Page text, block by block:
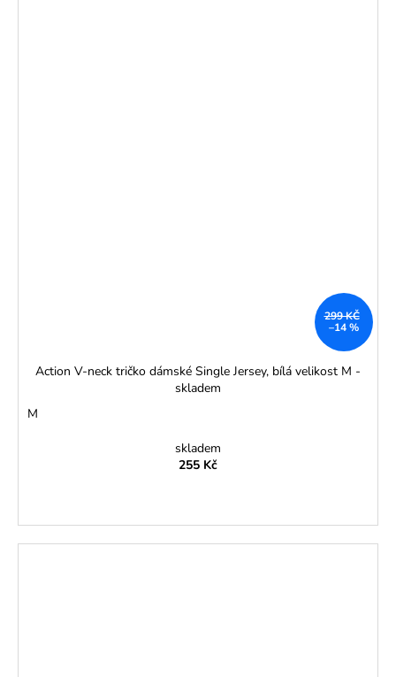
299 KČ
–14 %
Action V-neck tričko dámské Single Jersey, bílá velikost M -
skladem
M
skladem
255 Kč